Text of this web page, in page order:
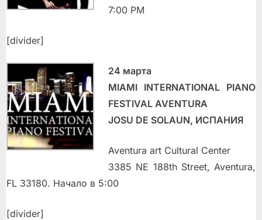
7:00 PM
[divider]
24 марта
MIAMI INTERNATIONAL PIANO
FESTIVAL AVENTURA
JOSU DE SOLAUN, ИСПАНИЯ
Aventura art Cultural Center
3385 NE 188th Street, Aventura,
FL 33180. Начало в 5:00
[divider]